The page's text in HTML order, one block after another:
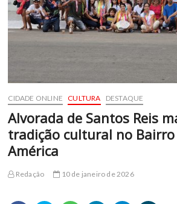
CIDADE ONLINE CULTURA DESTAQUE
Alvorada de Santos Reis
tradição cultural no Bairro
América
Redação 10 de janeiro de 2026